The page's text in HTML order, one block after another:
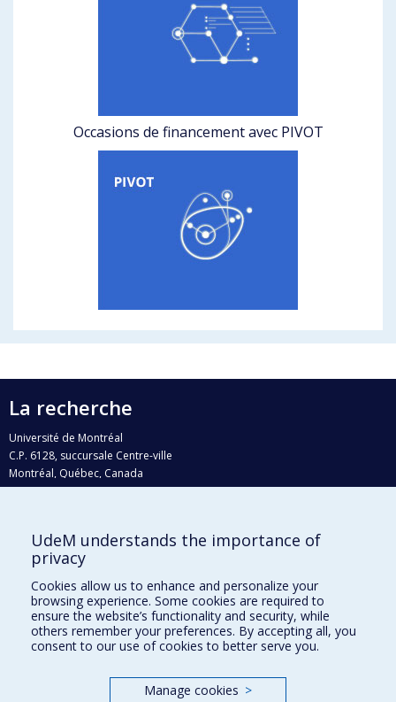
Occasions de financement avec PIVOT
La recherche
Université de Montréal
C.P. 6128, succursale Centre-ville
Montréal, Québec, Canada
H3C 3J7
Qui fait quoi?
Nous trouver
Plan du site
Accessibilité
UdeM understands the importance of
privacy
Cookies allow us to enhance and personalize your
browsing experience. Some cookies are required to
ensure the website’s functionality and security, while
others remember your preferences. By accepting all, you
consent to our use of cookies to better serve you.
Manage cookies >